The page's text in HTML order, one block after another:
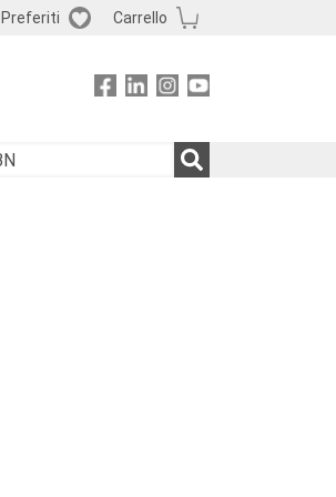
Preferiti Carrello